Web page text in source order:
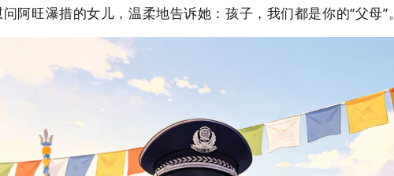
阿旺瀑措的女儿，温柔地告诉她：孩子，我们都是你的“父母”。